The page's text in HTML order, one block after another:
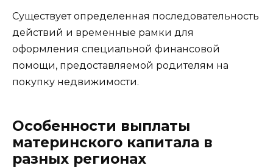
Существует определенная последовательность
действий и временные рамки для
оформления специальной финансовой
помощи, предоставляемой родителям на
покупку недвижимости.
Особенности выплаты
материнского капитала в
разных регионах